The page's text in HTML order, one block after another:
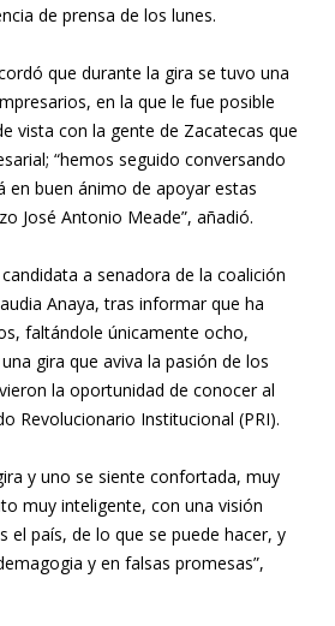
de prensa de los lunes.
que durante la gira se tuvo una
en la que le fue posible
vista con la gente de Zacatecas que
“hemos seguido conversando
en buen ánimo de apoyar estas
José Antonio Meade”, añadió.
a senadora de la coalición
Anaya, tras informar que ha
faltándole únicamente ocho,
gira que aviva la pasión de los
la oportunidad de conocer al
Revolucionario Institucional (PRI).
y uno se siente confortada, muy
muy inteligente, con una visión
el país, de lo que se puede hacer, y
y en falsas promesas”,